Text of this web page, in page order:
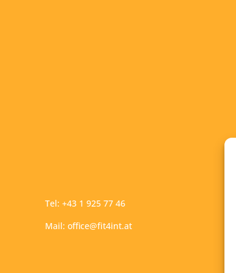
Tel: +43 1 925 77 46
Mail: office@fit4int.at